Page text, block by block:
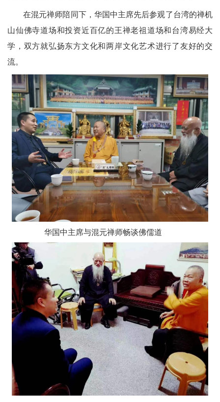
在混元禅师陪同下，华国中主席先后参观了台湾的禅机
山仙佛寺道场和投资近百亿的王禅老祖道场和台湾易经大
学，双方就弘扬东方文化和两岸文化艺术进行了友好的交
流。
华国中主席与混元禅师畅谈佛儒道